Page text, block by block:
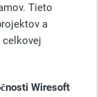
Tieto
a
celkovej
Wiresoft